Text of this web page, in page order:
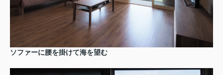
ソファーに腰を掛けて海を望む